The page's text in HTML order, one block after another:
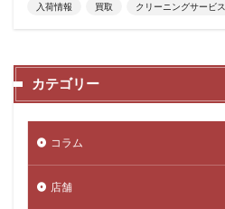
入荷情報 買取 クリーニングサービス
カテゴリー
コラム
店舗